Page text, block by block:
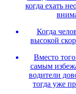
когда ехать
Когда
высокой
Вместо
самым
водители
тогда уже